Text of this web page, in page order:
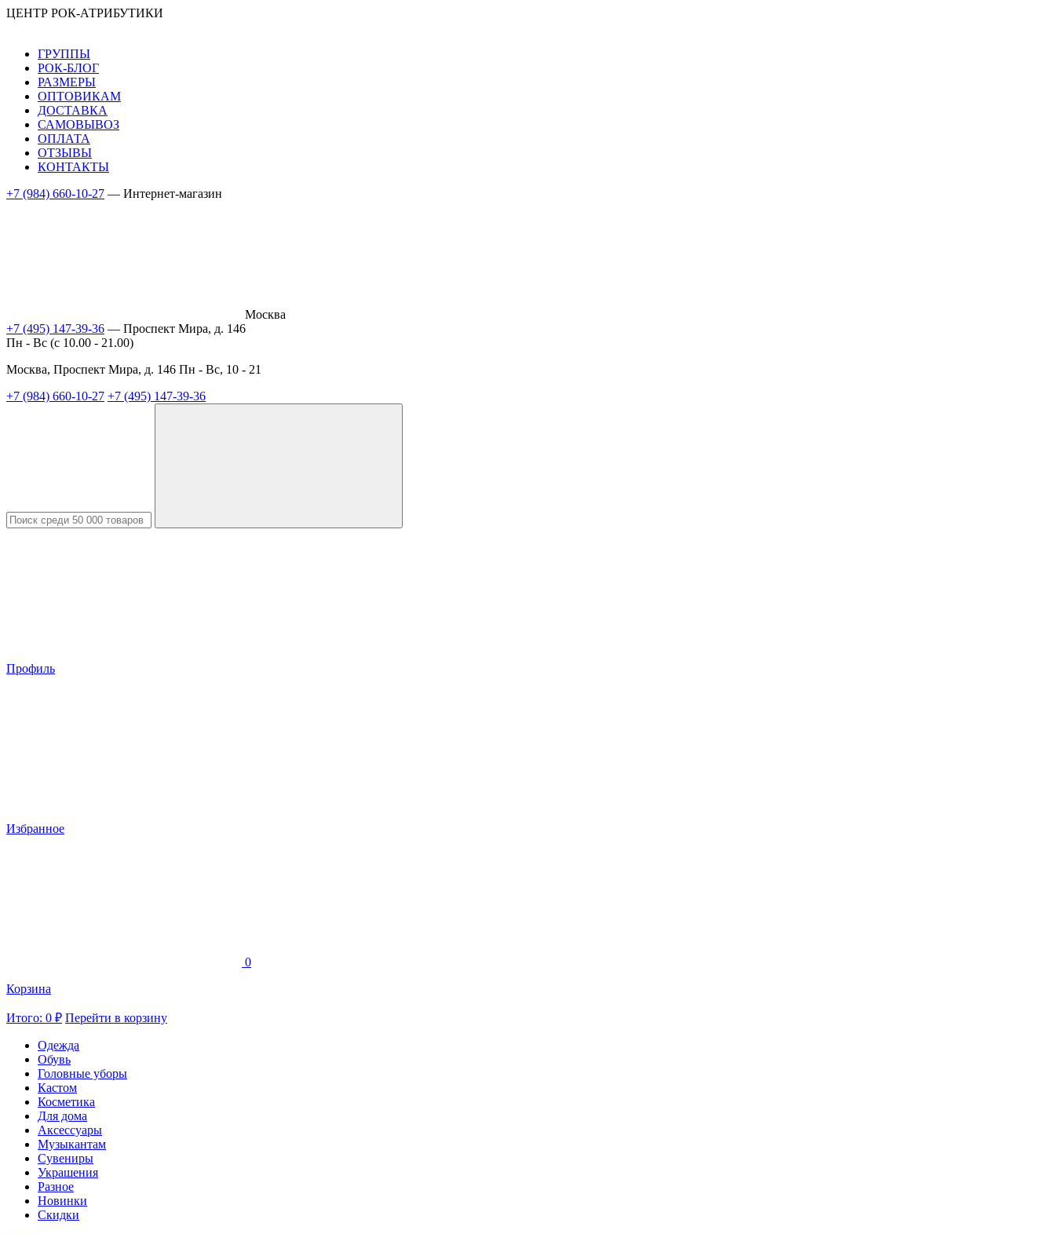
ЦЕНТР РОК-АТРИБУТИКИ
ГРУППЫ
РОК-БЛОГ
РАЗМЕРЫ
ОПТОВИКАМ
ДОСТАВКА
САМОВЫВОЗ
ОПЛАТА
ОТЗЫВЫ
КОНТАКТЫ
+7 (984) 660-10-27 — Интернет-магазин
Москва
+7 (495) 147-39-36 — Проспект Мира, д. 146
Пн - Вс (c 10.00 - 21.00)
Москва, Проспект Мира, д. 146 Пн - Вс, 10 - 21
+7 (984) 660-10-27 +7 (495) 147-39-36
Профиль
Избранное
0
Корзина
Итого: 0 ₽ Перейти в корзину
Одежда
Обувь
Головные уборы
Кастом
Косметика
Для дома
Аксессуары
Музыкантам
Сувениры
Украшения
Разное
Новинки
Скидки